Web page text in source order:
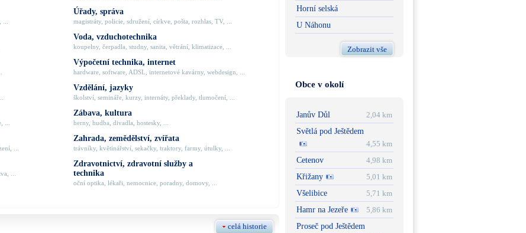
...
...
...
Úřady, správa
magistráty, policie, sdružení, církve, pošta, rozhlas, TV, ...
Voda, vzduchotechnika
koupelny, čerpadla, studny, sanita, větrání, klimatizace, ...
Výpočetní technika, internet
hardware, software, ADSL, internetové kavárny, webdesign, ...
Vzdělání, jazyky
školství, semináře, kurzy, internáty, překlady, tlumočení, ...
Zábava, kultura
herny, hudba, divadla, hostesky, ...
Zahrada, zemědělství, zvířata
trávníky, květinářství, sekačky, traktory, farmy, útulky, ...
Zdravotnictví, zdravotní služby a
technika
oční optika, lékaři, nemocnice, poradny, domovy, ...
celá historie
Horní selská
U Náhonu
Zobrazit vše
Obce v okolí
Janův Důl
2,04 km
Světlá pod Ještědem
4,55 km
Cetenov
4,98 km
Křižany
5,01 km
Všelibice
5,71 km
Hamr na Jezeře
5,86 km
Proseč pod Ještědem